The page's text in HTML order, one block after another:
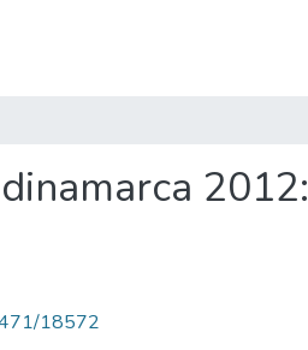
2012:
18572